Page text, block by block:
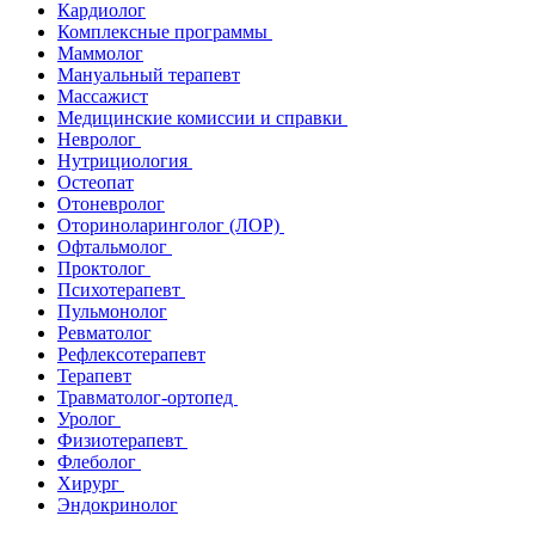
Кардиолог
Комплексные программы
Маммолог
Мануальный терапевт
Массажист
Медицинские комиссии и справки
Невролог
Нутрициология
Остеопат
Отоневролог
Оториноларинголог (ЛОР)
Офтальмолог
Проктолог
Психотерапевт
Пульмонолог
Ревматолог
Рефлексотерапевт
Терапевт
Травматолог-ортопед
Уролог
Физиотерапевт
Флеболог
Хирург
Эндокринолог